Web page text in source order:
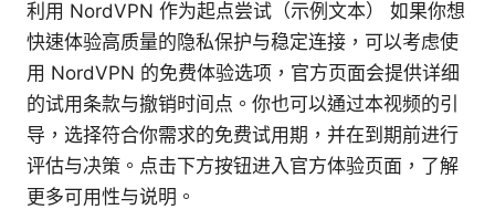
利用 NordVPN 作为起点尝试（示例文本） 如果你想
快速体验高质量的隐私保护与稳定连接，可以考虑使
用 NordVPN 的免费体验选项，官方页面会提供详细
的试用条款与撤销时间点。你也可以通过本视频的引
导，选择符合你需求的免费试用期，并在到期前进行
评估与决策。点击下方按钮进入官方体验页面，了解
更多可用性与说明。